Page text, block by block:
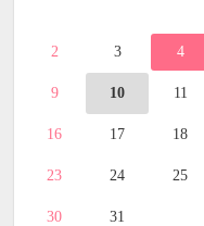
2 3 4
9 10 11
16 17 18
23 24 25
30 31